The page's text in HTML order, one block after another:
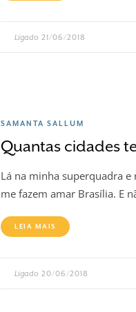
Ligado 21/06/2018
SAMANTA SALLUM
Quantas cidades
Lá na minha superquadra
me fazem amar Brasília. E
LEIA MAIS
Ligado 20/06/2018